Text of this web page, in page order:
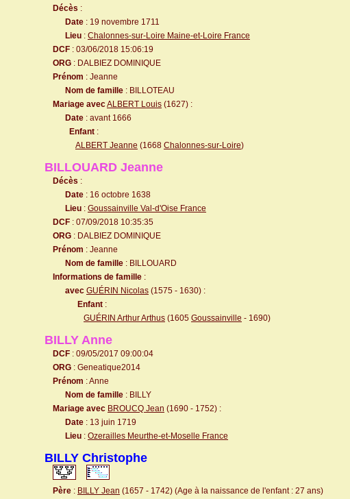
Décès :
Date : 19 novembre 1711
Lieu : Chalonnes-sur-Loire Maine-et-Loire France
DCF : 03/06/2018 15:06:19
ORG : DALBIEZ DOMINIQUE
Prénom : Jeanne
Nom de famille : BILLOTEAU
Mariage avecALBERT Louis (1627) :
Date : avant 1666
Enfant :
ALBERT Jeanne (1668 Chalonnes-sur-Loire)
BILLOUARD Jeanne
Décès :
Date : 16 octobre 1638
Lieu : Goussainville Val-d'Oise France
DCF : 07/09/2018 10:35:35
ORG : DALBIEZ DOMINIQUE
Prénom : Jeanne
Nom de famille : BILLOUARD
Informations de famille :
avec GUÉRIN Nicolas (1575 - 1630) :
Enfant :
GUÉRIN Arthur Arthus (1605 Goussainville - 1690)
BILLY Anne
DCF : 09/05/2017 09:00:04
ORG : Geneatique2014
Prénom : Anne
Nom de famille : BILLY
Mariage avec BROUCQ Jean (1690 - 1752) :
Date : 13 juin 1719
Lieu : Ozerailles Meurthe-et-Moselle France
BILLY Christophe
Père : BILLY Jean (1657 - 1742) (Age à la naissance de l'enfant : 27 ans)